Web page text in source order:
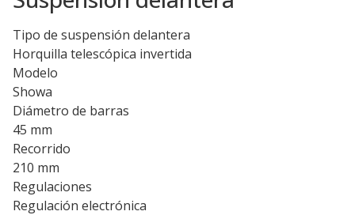
Tipo de suspensión delantera
Horquilla telescópica invertida
Modelo
Showa
Diámetro de barras
45 mm
Recorrido
210 mm
Regulaciones
Regulación electrónica